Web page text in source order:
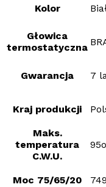
Kolor
Głowica
termostatyczna
Gwarancja 7
Kraj produkcji
Maks.
temperatura
C.W.U.
Moc 75/65/20